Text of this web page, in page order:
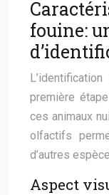
fouine:
première
ces animaux
olfactifs
d’autres
Aspect